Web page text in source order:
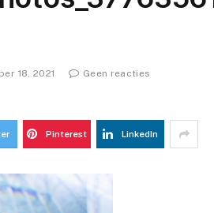
18, 2021
Geen reacties
Pinterest LinkedIn